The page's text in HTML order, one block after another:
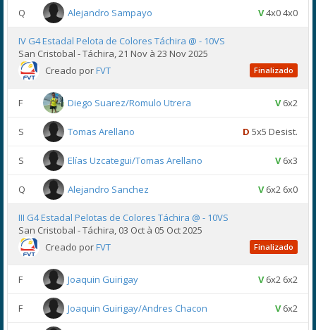
Q Alejandro Sampayo V4x0 4x0
IV G4 Estadal Pelota de Colores Táchira @ - 10VS
San Cristobal - Táchira, 21 Nov à 23 Nov 2025
Creado porFVT Finalizado
F Diego Suarez/Romulo Utrera V6x2
S Tomas Arellano D 5x5 Desist.
S Elías Uzcategui/Tomas Arellano V6x3
Q Alejandro Sanchez V6x2 6x0
III G4 Estadal Pelotas de Colores Táchira @ - 10VS
San Cristobal - Táchira, 03 Oct à 05 Oct 2025
Creado porFVT Finalizado
F Joaquin Guirigay V6x2 6x2
F Joaquin Guirigay/Andres Chacon V6x2